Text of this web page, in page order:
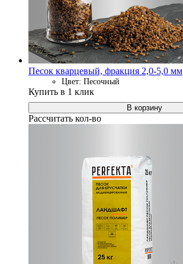
Песок кварцевый, фракция 2,0-5,0 мм
Цвет: Песочный
Купить в 1 клик
В корзину
Рассчитать кол-во